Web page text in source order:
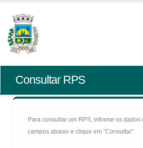
Consultar RPS
Para consultar um RPS, informe os dados
campos abaixo e clique em "Consultar".